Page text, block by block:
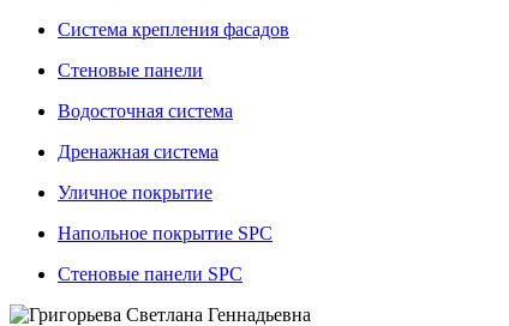
Система крепления фасадов
Стеновые панели
Водосточная система
Дренажная система
Уличное покрытие
Напольное покрытие SPC
Стеновые панели SPC